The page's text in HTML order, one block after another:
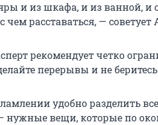
и из шкафа, и из ванной, и
чем расставаться, — советует
рекомендует четко
перерывы и не беритесь
удобно разделить
нужные вещи, которые по